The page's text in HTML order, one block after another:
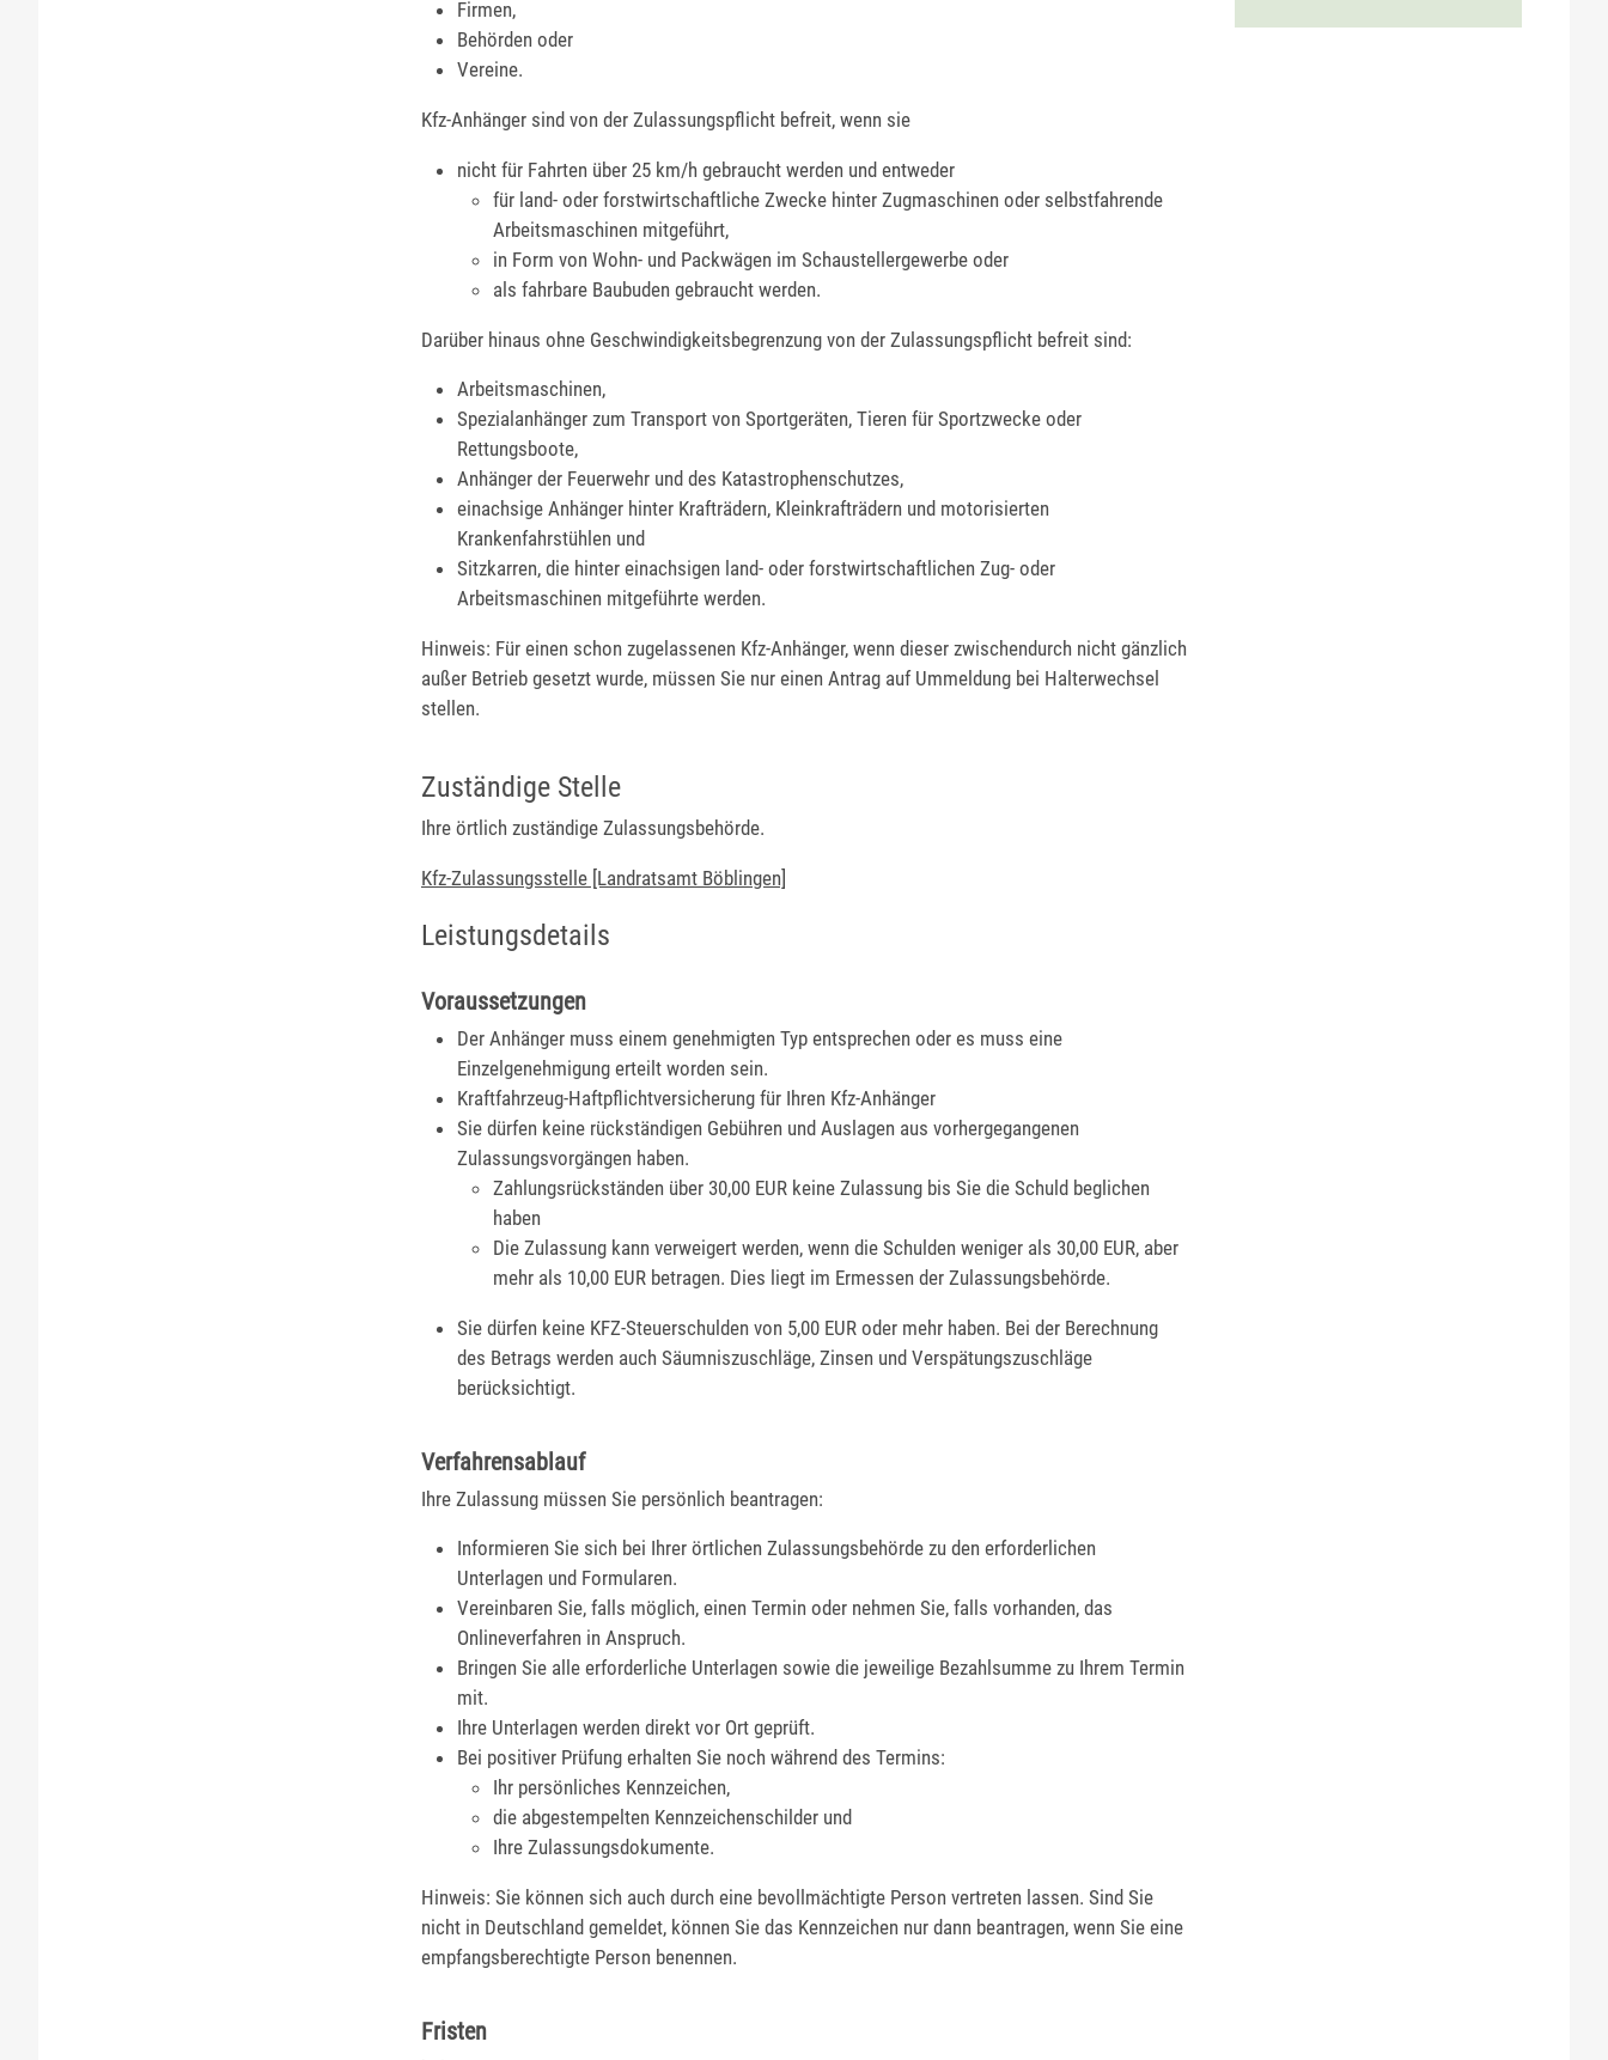
Firmen,
Behörden oder
Vereine.
Kfz-Anhänger sind von der Zulassungspflicht befreit, wenn sie
nicht für Fahrten über 25 km/h gebraucht werden und entweder
für land- oder forstwirtschaftliche Zwecke hinter Zugmaschinen oder selbstfahrende
Arbeitsmaschinen mitgeführt,
in Form von Wohn- und Packwägen im Schaustellergewerbe oder
als fahrbare Baubuden gebraucht werden.
Darüber hinaus ohne Geschwindigkeitsbegrenzung von der Zulassungspflicht befreit sind:
Arbeitsmaschinen,
Spezialanhänger zum Transport von Sportgeräten, Tieren für Sportzwecke oder
Rettungsboote,
Anhänger der Feuerwehr und des Katastrophenschutzes,
einachsige Anhänger hinter Krafträdern, Kleinkrafträdern und motorisierten
Krankenfahrstühlen und
Sitzkarren, die hinter einachsigen land- oder forstwirtschaftlichen Zug- oder
Arbeitsmaschinen mitgeführte werden.
Hinweis: Für einen schon zugelassenen Kfz-Anhänger, wenn dieser zwischendurch nicht gänzlich
außer Betrieb gesetzt wurde, müssen Sie nur einen Antrag auf Ummeldung bei Halterwechsel
stellen.
Zuständige Stelle
Ihre örtlich zuständige Zulassungsbehörde.
Kfz-Zulassungsstelle [Landratsamt Böblingen]
Leistungsdetails
Voraussetzungen
Der Anhänger muss einem genehmigten Typ entsprechen oder es muss eine
Einzelgenehmigung erteilt worden sein.
Kraftfahrzeug-Haftpflichtversicherung für Ihren Kfz-Anhänger
Sie dürfen keine rückständigen Gebühren und Auslagen aus vorhergegangenen
Zulassungsvorgängen haben.
Zahlungsrückständen über 30,00 EUR keine Zulassung bis Sie die Schuld beglichen
haben
Die Zulassung kann verweigert werden, wenn die Schulden weniger als 30,00 EUR, aber
mehr als 10,00 EUR betragen. Dies liegt im Ermessen der Zulassungsbehörde.
Sie dürfen keine KFZ-Steuerschulden von 5,00 EUR oder mehr haben. Bei der Berechnung
des Betrags werden auch Säumniszuschläge, Zinsen und Verspätungszuschläge
berücksichtigt.
Verfahrensablauf
Ihre Zulassung müssen Sie persönlich beantragen:
Informieren Sie sich bei Ihrer örtlichen Zulassungsbehörde zu den erforderlichen
Unterlagen und Formularen.
Vereinbaren Sie, falls möglich, einen Termin oder nehmen Sie, falls vorhanden, das
Onlineverfahren in Anspruch.
Bringen Sie alle erforderliche Unterlagen sowie die jeweilige Bezahlsumme zu Ihrem Termin
mit.
Ihre Unterlagen werden direkt vor Ort geprüft.
Bei positiver Prüfung erhalten Sie noch während des Termins:
Ihr persönliches Kennzeichen,
die abgestempelten Kennzeichenschilder und
Ihre Zulassungsdokumente.
Hinweis: Sie können sich auch durch eine bevollmächtigte Person vertreten lassen. Sind Sie
nicht in Deutschland gemeldet, können Sie das Kennzeichen nur dann beantragen, wenn Sie eine
empfangsberechtigte Person benennen.
Fristen